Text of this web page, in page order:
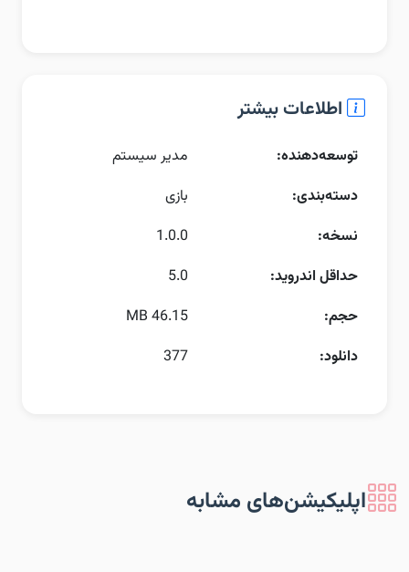
اطلاعات بیشتر
توسعه‌دهنده:
مدیر سیستم
دسته‌بندی:
بازی
نسخه:
1.0.0
حداقل اندروید:
5.0
حجم:
46.15 MB
دانلود:
377
اپلیکیشن‌های مشابه